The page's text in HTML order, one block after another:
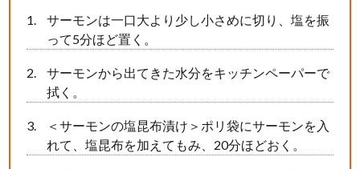
サーモンは一口大より少し小さめに切り、塩を振
って5分ほど置く。
サーモンから出てきた水分をキッチンペーパーで
拭く。
＜サーモンの塩昆布漬け＞ポリ袋にサーモンを入
れて、塩昆布を加えてもみ、20分ほどおく。